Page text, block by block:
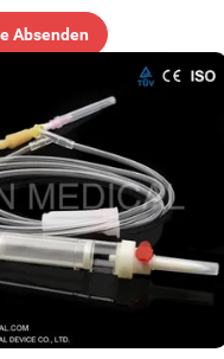
Absenden